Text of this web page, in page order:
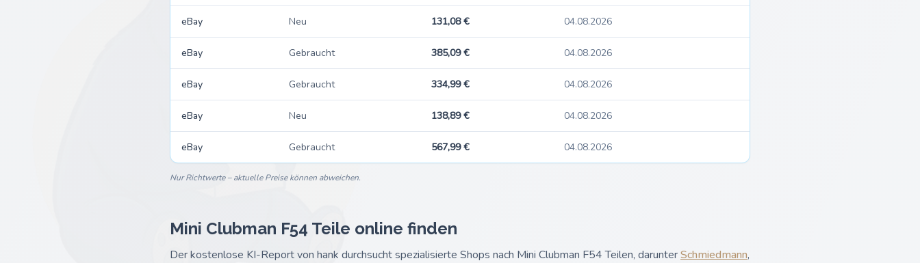
eBay Neu 131,08 € 04.08.2026
eBay Gebraucht 385,09 € 04.08.2026
eBay Gebraucht 334,99 € 04.08.2026
eBay Neu 138,89 € 04.08.2026
eBay Gebraucht 567,99 € 04.08.2026
Nur Richtwerte – aktuelle Preise können abweichen.
Mini Clubman F54 Teile online finden
Der kostenlose KI-Report von hank durchsucht spezialisierte Shops nach Mini Clubman F54 Teilen, darunterSchmiedmann,